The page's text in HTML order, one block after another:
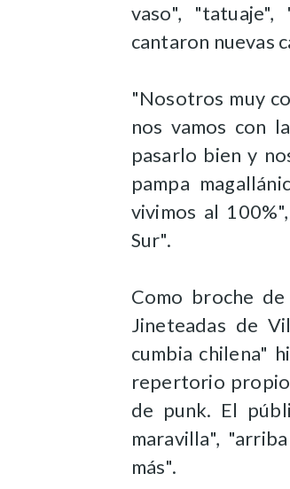
vaso",
cantaron nuevas
"Nosotros muy
nos vamos con
pasarlo bien y
pampa
vivimos al
Sur".
Como broche
Jineteadas de
cumbia chilena"
repertorio propio
de punk. El
maravilla",
más".